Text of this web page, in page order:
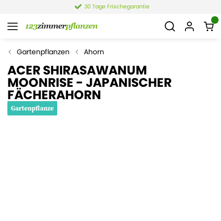
30 Tage Frischegarantie
Gartenpflanzen Ahorn
ACER SHIRASAWANUM
MOONRISE - JAPANISCHER
FÄCHERAHORN
Gartenpflanze